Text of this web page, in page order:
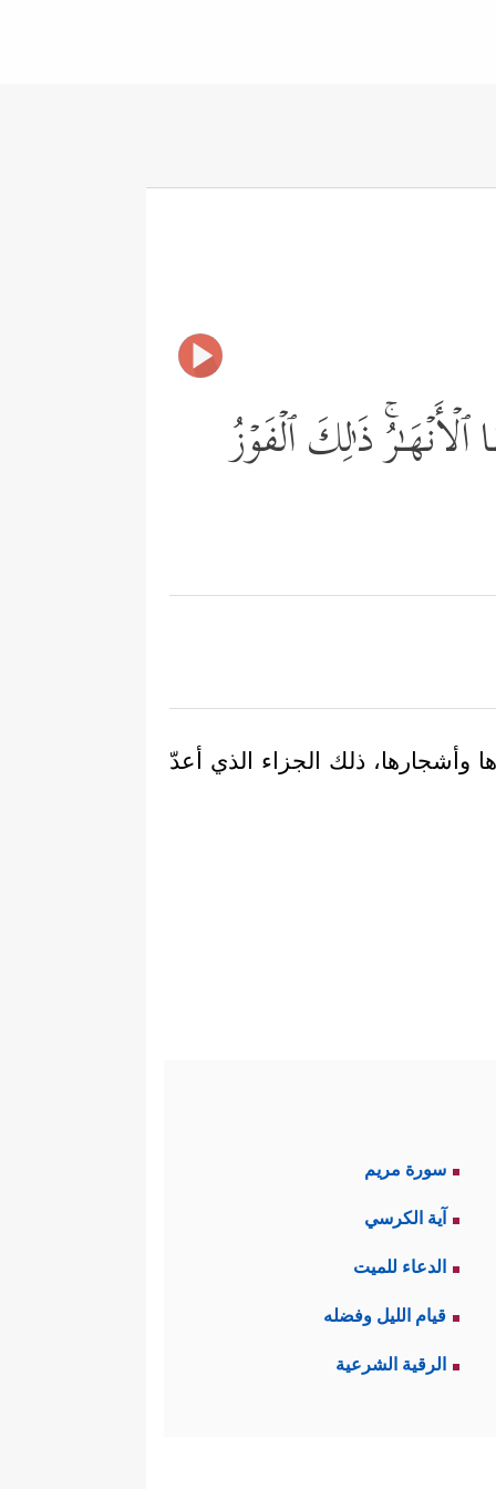
ذَ ٰ⁠لِكَ ٱلۡفَوۡزُ
وأشجارها، ذلك الجزاء الذي أعدّ
سورة مريم
آية الكرسي
الدعاء للميت
قيام الليل وفضله
الرقية الشرعية